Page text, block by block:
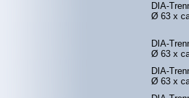
DIA-
Ø 63 x
DIA-
Ø 63 x
DIA-
Ø 63 x